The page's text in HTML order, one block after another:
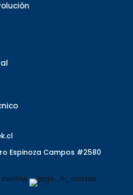
Espinoza Campos #2580